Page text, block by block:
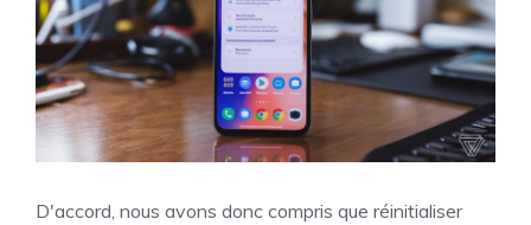
D'accord, nous avons donc compris que réinitialiser